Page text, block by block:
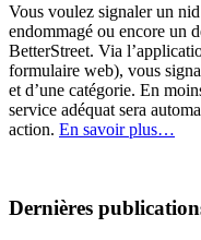
Vous voulez signaler un
endommagé ou encore un
BetterStreet. Via
formulaire web), vous
et d’une catégorie. En
service adéquat sera
action. En savoir plus…
Dernières